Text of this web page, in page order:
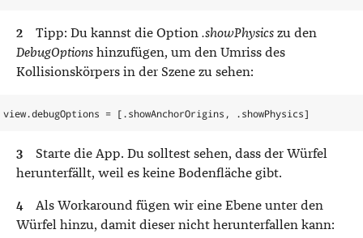
Tipp: Du kannst die Option .showPhysics zu den
DebugOptions hinzufügen, um den Umriss des
Kollisionskörpers in der Szene zu sehen:
view.debugOptions = [.showAnchorOrigins , .showPhysics]
Starte die App. Du solltest sehen, dass der Würfel
herunterfällt, weil es keine Bodenfläche gibt.
Als Workaround fügen wir eine Ebene unter den
Würfel hinzu, damit dieser nicht herunterfallen kann: